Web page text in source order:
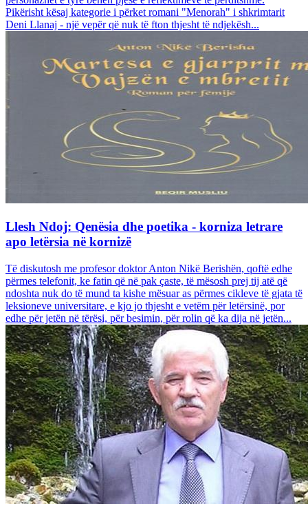
Pikërisht kësaj kategorie i përket romani "Menorah" i shkrimtarit
Deni Llanaj - një vepër që nuk të fton thjesht të ndjekësh...
Llesh Ndoj: Qenësia dhe poetika - korniza letrare
apo letërsia në kornizë
Të diskutosh me profesor doktor Anton Nikë Berishën, qoftë edhe
përmes telefonit, ke fatin që në pak çaste, të mësosh prej tij atë që
ndoshta nuk do të mund ta kishe mësuar as përmes cikleve të gjata të
leksioneve universitare, e kjo jo thjesht e vetëm për letërsinë, por
edhe për jetën në tërësi, për besimin, për rolin që ka dija në jetën...